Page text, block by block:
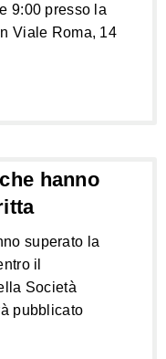
9:00 presso la
Viale Roma, 14
hanno
superato la
il
Società
pubblicato